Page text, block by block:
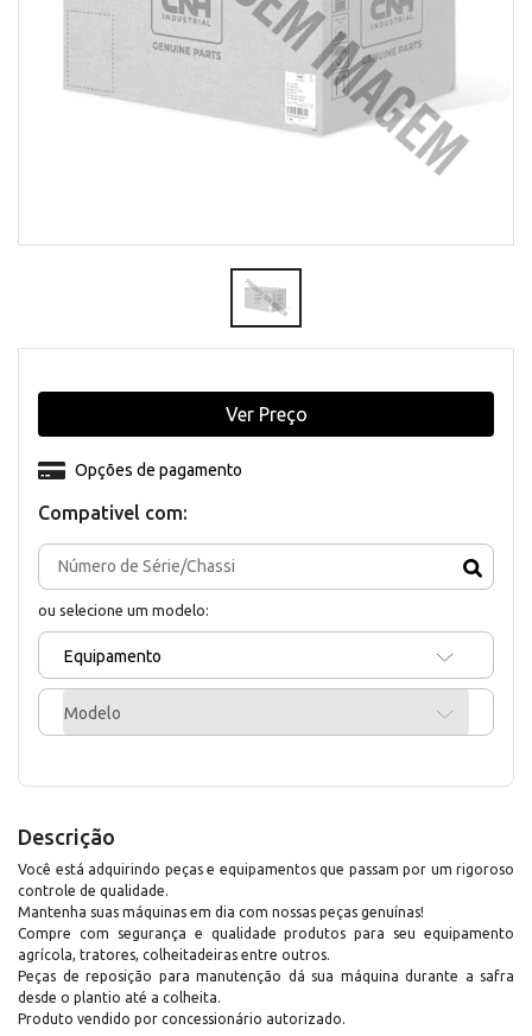
Compativel com:
ou selecione um modelo:
Equipamento
Modelo
Opções de pagamento
Ver Preço
Descrição
Você está adquirindo peças e equipamentos que passam por um rigoroso
controle de qualidade.
Mantenha suas máquinas em dia com nossas peças genuínas!
Compre com segurança e qualidade produtos para seu equipamento
agrícola, tratores, colheitadeiras entre outros.
Peças de reposição para manutenção dá sua máquina durante a safra
desde o plantio até a colheita.
Produto vendido por concessionário autorizado.